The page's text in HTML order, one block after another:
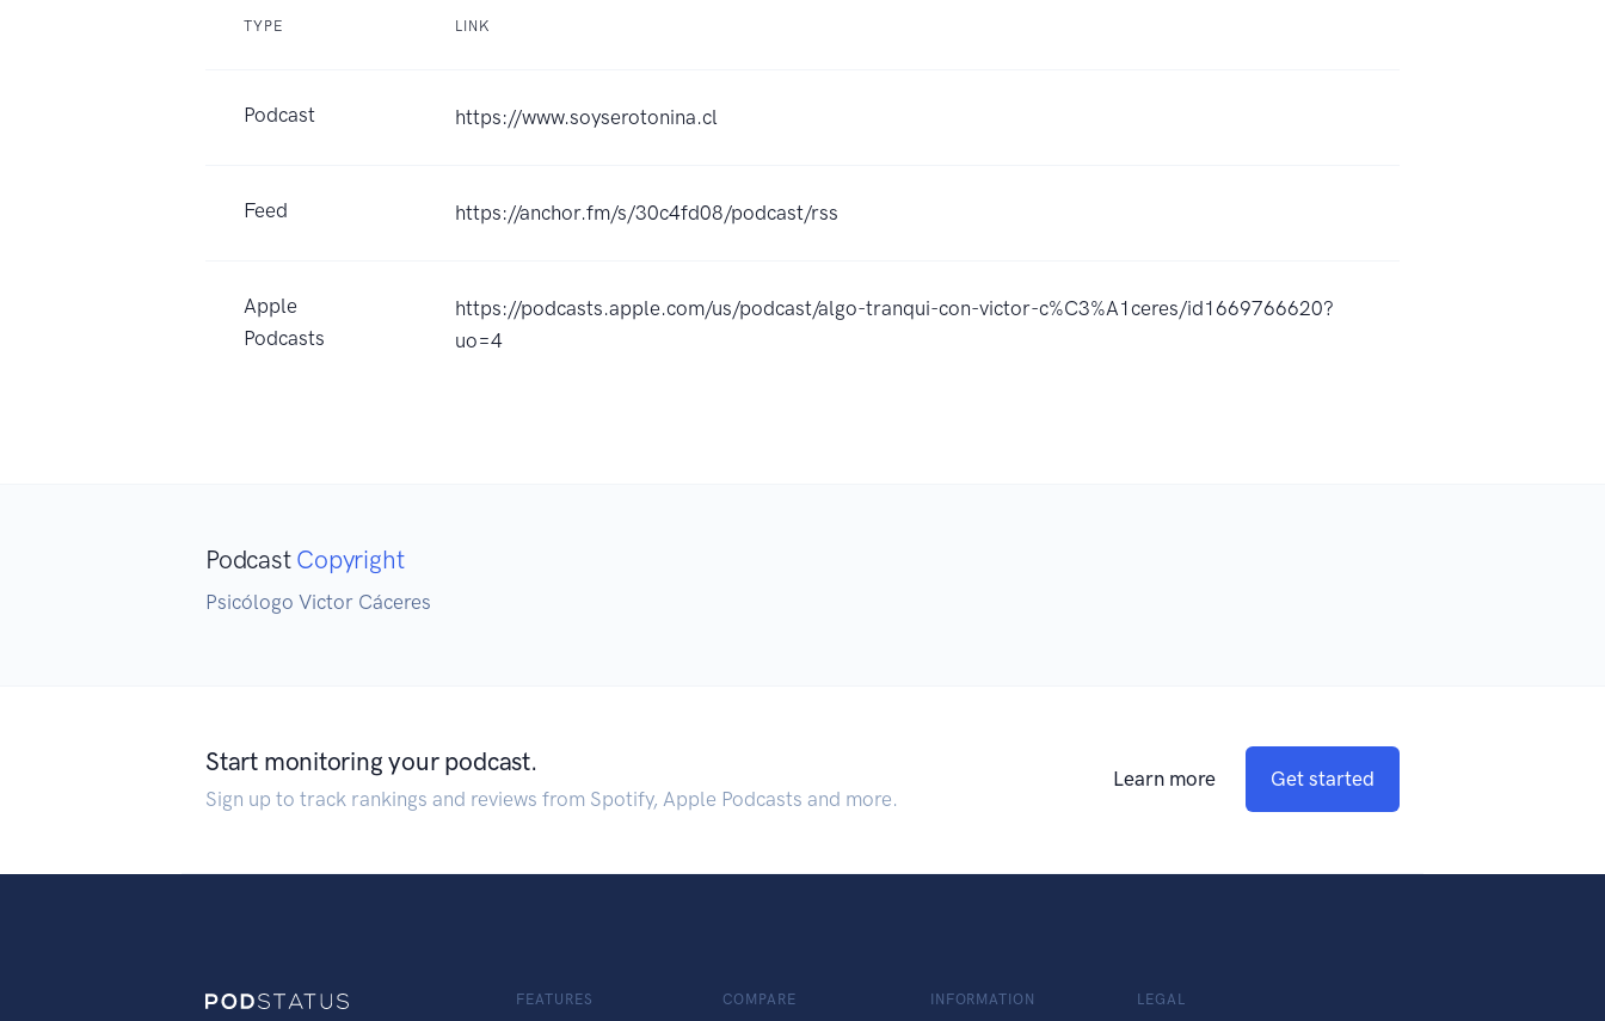
TYPE LINK
Podcast https://www.soyserotonina.cl
Feed https://anchor.fm/s/30c4fd08/podcast/rss
Apple
Podcasts
https://podcasts.apple.com/us/podcast/algo-tranqui-con-victor-c%C3%A1ceres/id1669766620?
uo=4
Podcast Copyright
Psicólogo Victor Cáceres
Start monitoring your podcast.
Sign up to track rankings and reviews from Spotify, Apple Podcasts and more.
Learn more Get started
FEATURES COMPARE INFORMATION LEGAL